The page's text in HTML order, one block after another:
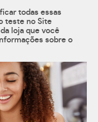
todas essas
teste no Site
loja que você
sobre o